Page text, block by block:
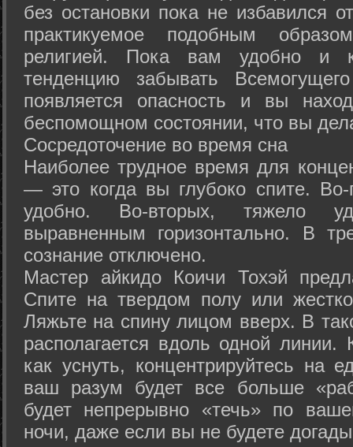
без остановки пока не избавился
практикуемое подобным
религией. Пока вам удобно и
тенденцию забывать
появляется опасность и вы
беспомощном состоянии, что вы
Сосредоточение во время сна
Наиболее трудное время для
— это когда вы глубоко спите.
удобно. Во-вторых, тяжело
выравненным горизонтально. В
сознание отключено.
Мастер айкидо Коичи Тохэй
Спите на твердом полу или
Ляжьте на спину лицом вверх. В
располагается вдоль одной
как уснуть, концентрируйтесь на
ваш разум будет все больше
будет непрерывно «течь» по
ночи, даже если вы не будете